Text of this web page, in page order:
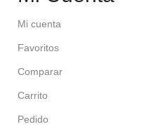
Mi cuenta
Favoritos
Comparar
Carrito
Pedido